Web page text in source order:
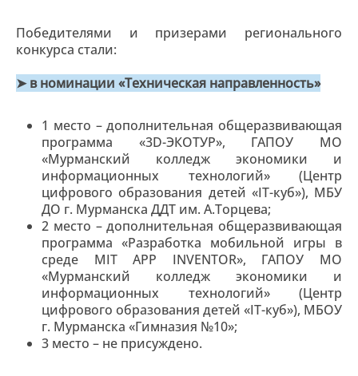
Победителями и призерами регионального
конкурса стали:
➤ в номинации «Техническая направленность»
1 место – дополнительная общеразвивающая
программа «3D-ЭКОТУР», ГАПОУ МО
«Мурманский колледж экономики и
информационных технологий» (Центр
цифрового образования детей «IT-куб»), МБУ
ДО г. Мурманска ДДТ им. А.Торцева;
2 место – дополнительная общеразвивающая
программа «Разработка мобильной игры в
среде MIT APP INVENTOR», ГАПОУ МО
«Мурманский колледж экономики и
информационных технологий» (Центр
цифрового образования детей «IT-куб»), МБОУ
г. Мурманска «Гимназия №10»;
3 место – не присуждено.